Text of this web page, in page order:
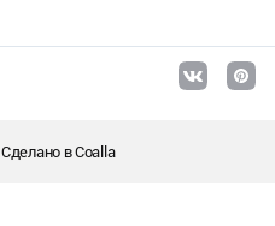
Сделано вCoalla